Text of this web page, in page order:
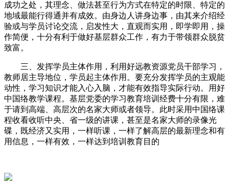
成功之处，其理念、做法甚至行为方式在特定的时限、特定的
地域最能行得通并有成效。由身边人讲身边事，由其来介绍经
验或与学员讨论交流，启发性大，直观而实用，即学即用，操
作简便，十分有利于做好基层群众工作，有力于带领群众脱贫
致富。
三、发挥学员主体作用，利用好远教资源党员干部学习，
教师居主导地位，学员起主体作用。要充分发挥学员的主观能
动性，学习知识才能入心入脑，才能有效指导实际行动。用好
中国络教学课程。基层党委的学习教育培训经费十分有限，难
于请到高端、高层次的名家大师或者领导。此时采用中国络课
程收看收听中央、省一级的讲课，甚至是名家大师的录像光
碟，既经济又实用，一样听课，一样了解高层的最新理念和有
用信息，一样有效，一样达到培训教育目的